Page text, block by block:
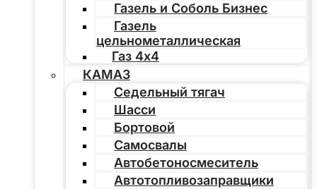
Газель и Соболь Бизнес
Газель
цельнометаллическая
Газ 4х4
КАМАЗ
Седельный тягач
Шасси
Бортовой
Самосвалы
Автобетоносмеситель
Автотопливозаправщики